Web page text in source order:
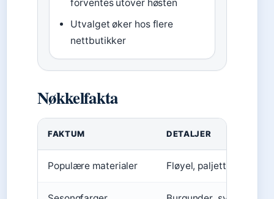
forventes utover høsten
Utvalget øker hos flere
nettbutikker
Nøkkelfakta
FAKTUM DETALJER
Populære materialer Fløyel, paljetter